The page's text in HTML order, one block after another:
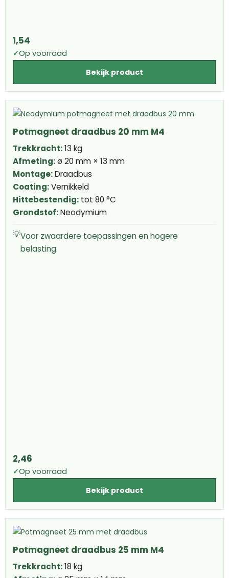
1,54
✓Op voorraad
Bekijk product
Potmagneet draadbus 20 mm M4
Trekkracht:13 kg
Afmeting:ø 20 mm × 13 mm
Montage:Draadbus
Coating:Vernikkeld
Hittebestendig: tot 80 °C
Grondstof:Neodymium
💡Voor zwaardere toepassingen en hogere
belasting.
2,46
✓Op voorraad
Bekijk product
Potmagneet draadbus 25 mm M4
Trekkracht:18 kg